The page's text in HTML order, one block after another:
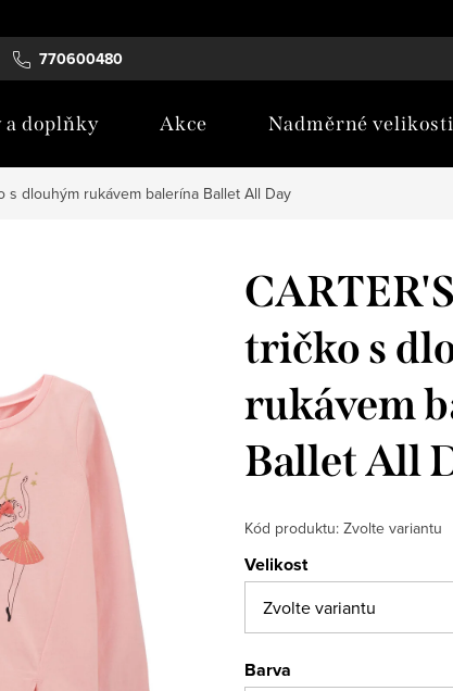
770600480
Blog
a doplňky Akce Nadměrné velikosti
s dlouhým rukávem balerína Ballet All Day
tričko s
rukávem
Ballet All
Kód produktu: Zvolte variantu
Velikost
Barva